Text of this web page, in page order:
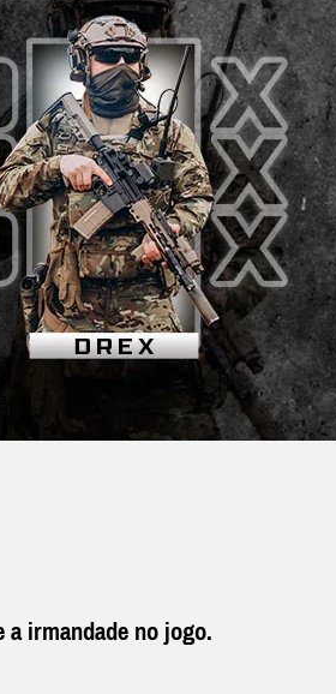
irmandade no jogo.